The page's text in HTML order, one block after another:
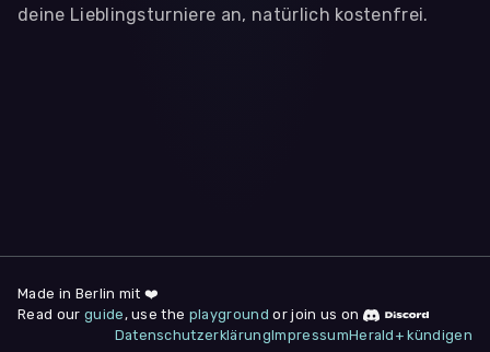
deine Lieblingsturniere an, natürlich kostenfrei.
deine Zustimmung jederzeit unter "
am Seitenende widerrufen.
Made in Berlin mit ❤️
Read our guide , use the playground or join us on
DatenschutzerklärungImpressumHerald+ kündigen